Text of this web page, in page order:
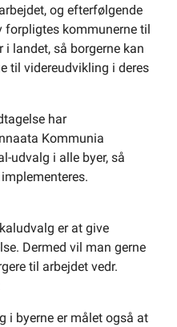
og efterfølgende
kommunerne til
i landet, så borgerne kan
til videreudvikling i deres
har
Kommunia
udvalg i alle byer, så
er at give
Dermed vil man gerne
til arbejdet vedr.
i byerne er målet også at